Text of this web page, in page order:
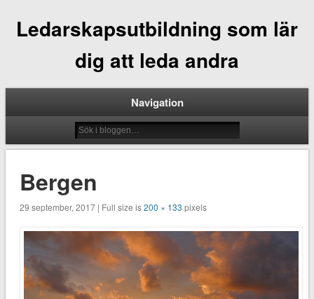
Ledarskapsutbildning som lär
dig att leda andra
Navigation
Bergen
29 september, 2017 | Full size is200 × 133 pixels